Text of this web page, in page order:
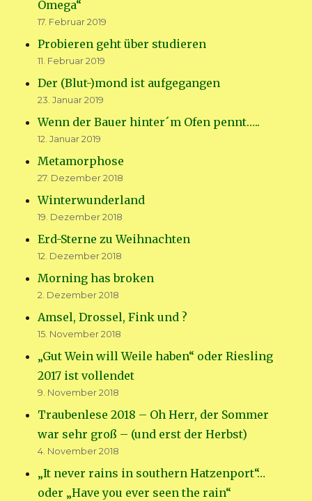
Omega“
17. Februar 2019
Probieren geht über studieren
11. Februar 2019
Der (Blut-)mond ist aufgegangen
23. Januar 2019
Wenn der Bauer hinter´m Ofen pennt…..
12. Januar 2019
Metamorphose
27. Dezember 2018
Winterwunderland
19. Dezember 2018
Erd-Sterne zu Weihnachten
12. Dezember 2018
Morning has broken
2. Dezember 2018
Amsel, Drossel, Fink und ?
15. November 2018
„Gut Wein will Weile haben“ oder Riesling
2017 ist vollendet
9. November 2018
Traubenlese 2018 – Oh Herr, der Sommer
war sehr groß – (und erst der Herbst)
4. November 2018
„It never rains in southern Hatzenport“…
oder „Have you ever seen the rain“